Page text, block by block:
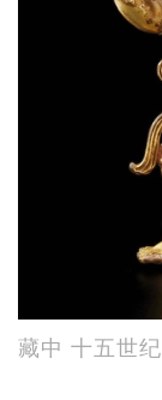
藏中 十五世